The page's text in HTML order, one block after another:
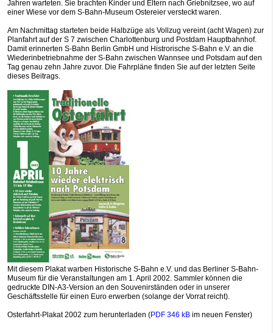
Jahren warteten. Sie brachten Kinder und Eltern nach Griebnitzsee, wo auf
einer Wiese vor dem S-Bahn-Museum Ostereier versteckt waren.
Am Nachmittag starteten beide Halbzüge als Vollzug vereint (acht Wagen) zur
Planfahrt auf der S 7 zwischen Charlottenburg und Postdam Hauptbahnhof.
Damit erinnerten S-Bahn Berlin GmbH und Histrorische S-Bahn e.V. an die
Wiederinbetriebnahme der S-Bahn zwischen Wannsee und Potsdam auf den
Tag genau zehn Jahre zuvor. Die Fahrpläne finden Sie auf der letzten Seite
dieses Beitrags.
Mit diesem Plakat warben Historische S-Bahn e.V. und das Berliner S-Bahn-
Museum für die Veranstaltungen am 1. April 2002. Sammler können die
gedruckte DIN-A3-Version an den Souvenirständen oder in unserer
Geschäftsstelle für einen Euro erwerben (solange der Vorrat reicht).
Osterfahrt-Plakat 2002 zum herunterladen (PDF 346 kB im neuen Fenster)